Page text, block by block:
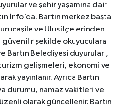
ve şehir yaşamına dair
İnfo’da. Bartın merkez başta
ve Ulus ilçelerinden
güvenilir şekilde okuyuculara
Bartın Belediyesi duyuruları,
gelişmeleri, ekonomi ve
yayınlanır. Ayrıca Bartın
durumu, namaz vakitleri ve
olarak güncellenir. Bartın